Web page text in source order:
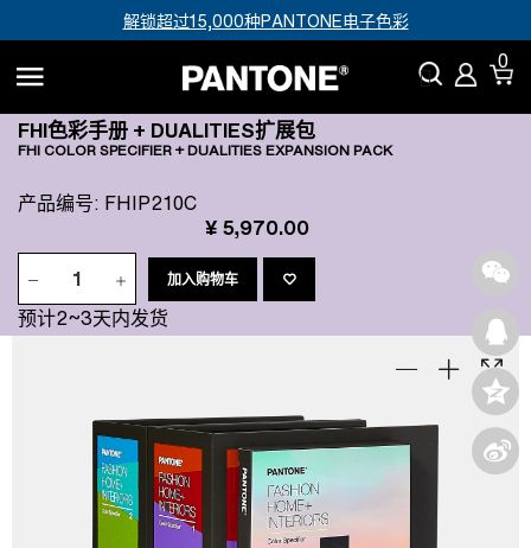
解锁超过15,000种PANTONE电子色彩
0
FHI色彩手册 + DUALITIES扩展包
FHI COLOR SPECIFIER + DUALITIES EXPANSION PACK
产品编号: FHIP210C
¥ 5,970.00
加入购物车
预计2~3天内发货